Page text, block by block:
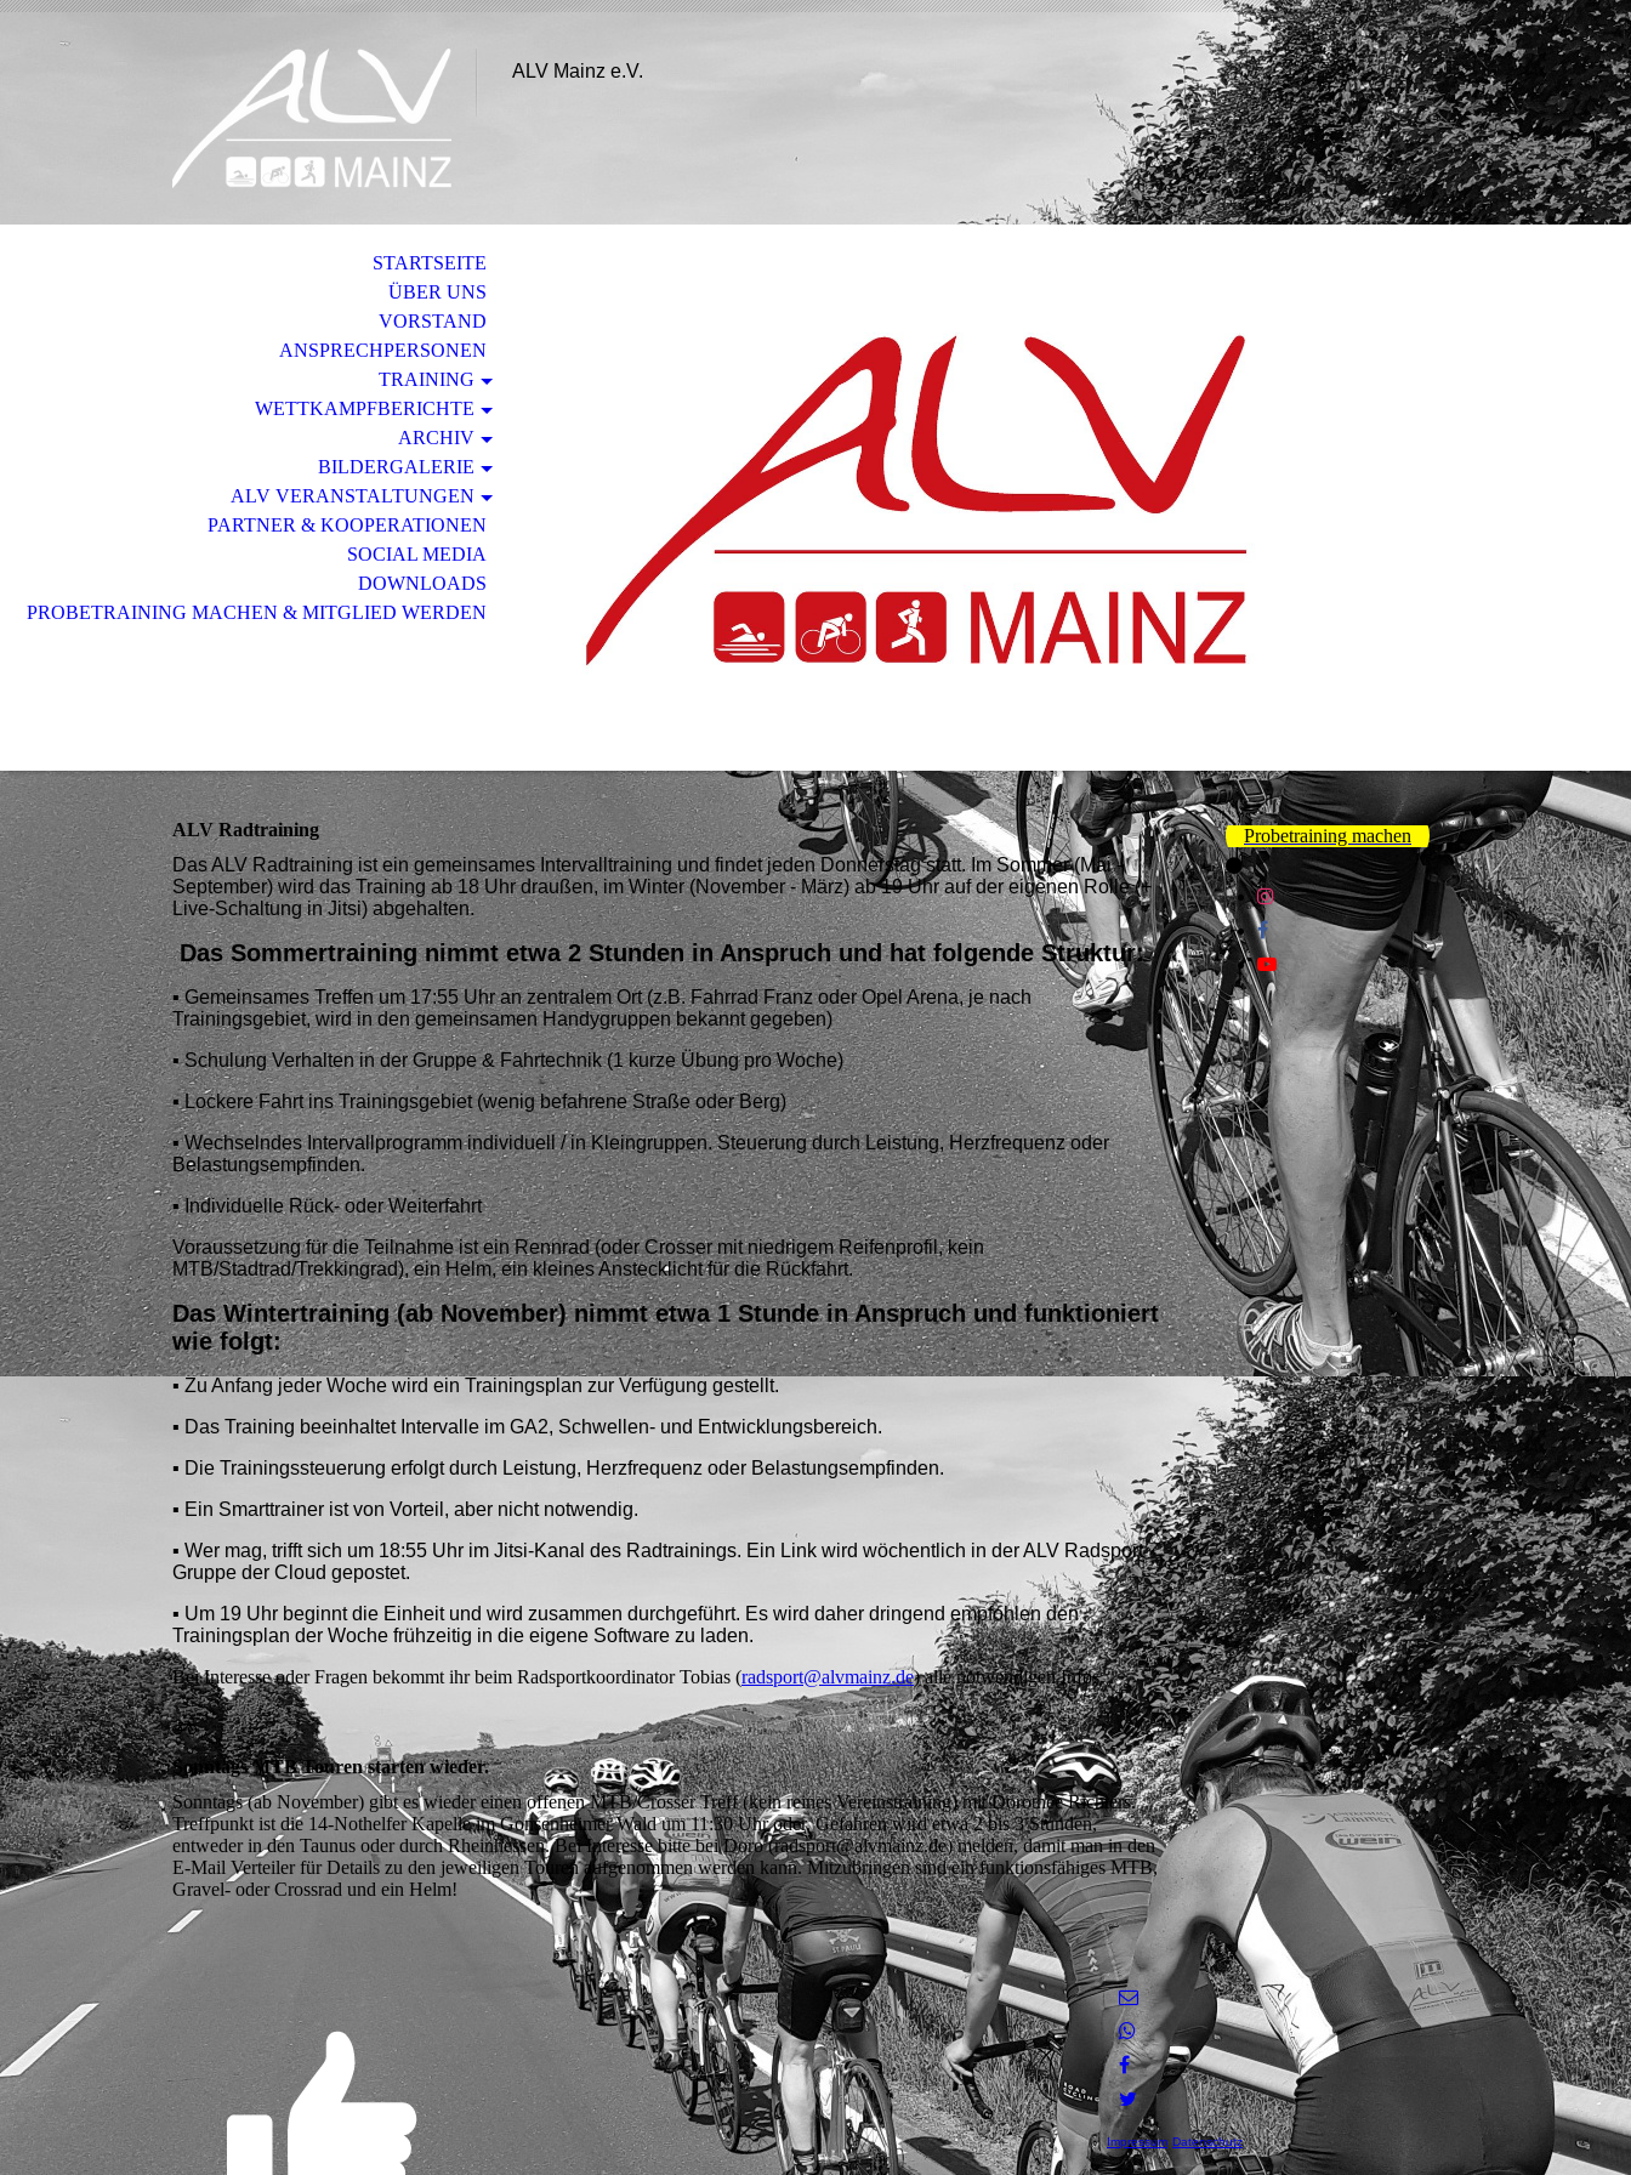
ALV Mainz e.V.
STARTSEITE
ÜBER UNS
VORSTAND
ANSPRECHPERSONEN
TRAINING
WETTKAMPFBERICHTE
ARCHIV
BILDERGALERIE
ALV VERANSTALTUNGEN
PARTNER & KOOPERATIONEN
SOCIAL MEDIA
DOWNLOADS
PROBETRAINING MACHEN & MITGLIED WERDEN
ALV Radtraining
Das ALV Radtraining ist ein gemeinsames Intervalltraining und findet jeden Donnerstag statt. Im Sommer (Mai -
September) wird das Training ab 18 Uhr draußen, im Winter (November - März) ab 19 Uhr auf der eigenen Rolle (+
Live-Schaltung in Jitsi) abgehalten.
Das Sommertraining nimmt etwa 2 Stunden in Anspruch und hat folgende Struktur:
▪️ Gemeinsames Treffen um 17:55 Uhr an zentralem Ort (z.B. Fahrrad Franz oder Opel Arena, je nach
Trainingsgebiet, wird in den gemeinsamen Handygruppen bekannt gegeben)
▪️ Schulung Verhalten in der Gruppe & Fahrtechnik (1 kurze Übung pro Woche)
▪️ Lockere Fahrt ins Trainingsgebiet (wenig befahrene Straße oder Berg)
▪️ Wechselndes Intervallprogramm individuell / in Kleingruppen. Steuerung durch Leistung, Herzfrequenz oder
Belastungsempfinden.
▪️ Individuelle Rück- oder Weiterfahrt
Voraussetzung für die Teilnahme ist ein Rennrad (oder Crosser mit niedrigem Reifenprofil, kein
MTB/Stadtrad/Trekkingrad), ein Helm, ein kleines Anstecklicht für die Rückfahrt.
Das Wintertraining (ab November) nimmt etwa 1 Stunde in Anspruch und funktioniert
wie folgt:
▪️ Zu Anfang jeder Woche wird ein Trainingsplan zur Verfügung gestellt.
▪️ Das Training beeinhaltet Intervalle im GA2, Schwellen- und Entwicklungsbereich.
▪️ Die Trainingssteuerung erfolgt durch Leistung, Herzfrequenz oder Belastungsempfinden.
▪️ Ein Smarttrainer ist von Vorteil, aber nicht notwendig.
▪️ Wer mag, trifft sich um 18:55 Uhr im Jitsi-Kanal des Radtrainings. Ein Link wird wöchentlich in der ALV Radsport
Gruppe der Cloud gepostet.
▪️ Um 19 Uhr beginnt die Einheit und wird zusammen durchgeführt. Es wird daher dringend empfohlen den
Trainingsplan der Woche frühzeitig in die eigene Software zu laden.
Bei Interesse oder Fragen bekommt ihr beim Radsportkoordinator Tobias (radsport@alvmainz.de) alle notwendigen Infos.
Sonntags MTB Touren starten wieder.
Sonntags (ab November) gibt es wieder einen offenen MTB/Crosser Treff (kein reines Vereinstraining) mit Dorothee Richters.
Treffpunkt ist die 14-Nothelfer Kapelle im Gonsenheimer Wald um 11:30 Uhr oder. Gefahren wird etwa 2 bis 3 Stunden,
entweder in den Taunus oder durch Rheinhessen. Bei Interesse bitte bei Doro (radsport@alvmainz.de) melden, damit man in den
E-Mail Verteiler für Details zu den jeweiligen Touren aufgenommen werden kann. Mitzubringen sind ein funktionsfähiges MTB,
Gravel- oder Crossrad und ein Helm!
Probetraining machen
Impressum Datenschutz